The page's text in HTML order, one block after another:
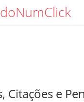
Citações e